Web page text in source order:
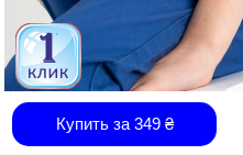
Купить за 349₴